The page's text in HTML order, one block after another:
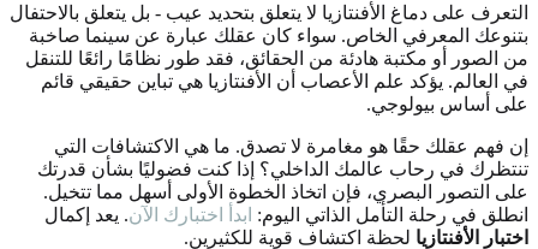
التعرف على دماغ الأفنتازيا لا يتعلق بتحديد عيب - بل يتعلق بالاحتفال
بتنوعك المعرفي الخاص. سواء كان عقلك عبارة عن سينما صاخبة
من الصور أو مكتبة هادئة من الحقائق، فقد طور نظامًا رائعًا للتنقل
في العالم. يؤكد علم الأعصاب أن الأفنتازيا هي تباين حقيقي قائم
على أساس بيولوجي.
إن فهم عقلك حقًا هو مغامرة لا تصدق. ما هي الاكتشافات التي
تنتظرك في رحاب عالمك الداخلي؟ إذا كنت فضوليًا بشأن قدرتك
على التصور البصري، فإن اتخاذ الخطوة الأولى أسهل مما تتخيل.
انطلق في رحلة التأمل الذاتي اليوم: ابدأ اختبارك الآن. يعد إكمال
اختبار الأفنتازيا لحظة اكتشاف قوية للكثيرين.